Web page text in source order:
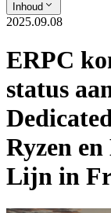
Inhoud
2025.09.08
ERPC
status
Ryzen
Lijn in